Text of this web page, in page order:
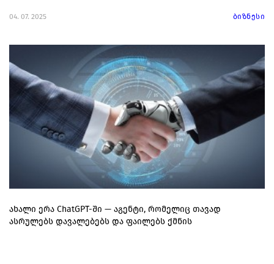
04. 07. 2025 ბიზნესი
ახალი ერა ChatGPT-ში — აგენტი, რომელიც თავად
ასრულებს დავალებებს და ფაილებს ქმნის